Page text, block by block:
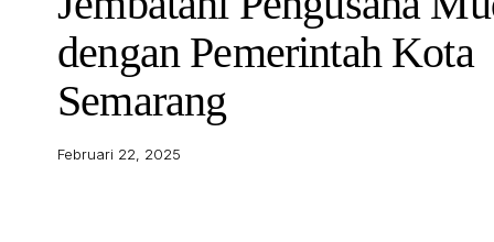
dengan Pemerintah Kota
Semarang
Februari 22, 2025